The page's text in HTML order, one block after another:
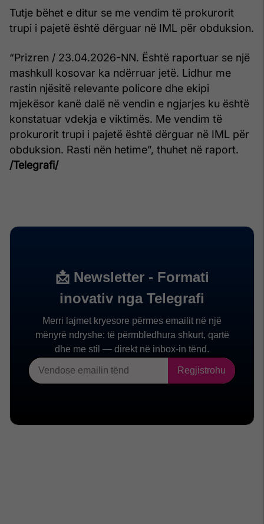
Tutje bëhet e ditur se me vendim të prokurorit
trupi i pajetë është dërguar në IML për obduksion.
“Prizren / 23.04.2026-NN. Është raportuar se një
mashkull kosovar ka ndërruar jetë. Lidhur me
rastin njësitë relevante policore dhe ekipi
mjekësor kanë dalë në vendin e ngjarjes ku është
konstatuar vdekja e viktimës. Me vendim të
prokurorit trupi i pajetë është dërguar në IML për
obduksion. Rasti nën hetime”, thuhet në raport.
/Telegrafi/